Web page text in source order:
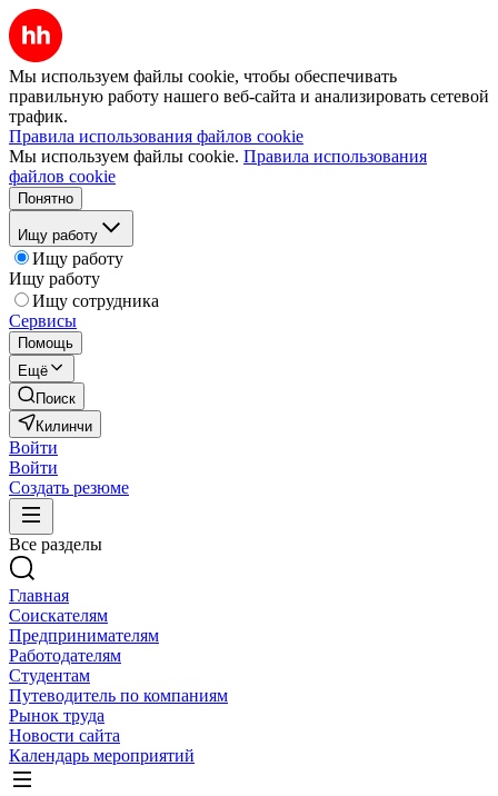
Мы используем файлы cookie, чтобы обеспечивать
правильную работу нашего веб-сайта и анализировать сетевой
трафик.
Правила использования файлов cookie
Мы используем файлы cookie. Правила использования
файлов cookie
Понятно
Ищу работу
Ищу работу
Ищу работу
Ищу сотрудника
Сервисы
Помощь
Ещё
Поиск
Килинчи
Войти
Войти
Создать резюме
Все разделы
Главная
Соискателям
Предпринимателям
Работодателям
Студентам
Путеводитель по компаниям
Рынок труда
Новости сайта
Календарь мероприятий